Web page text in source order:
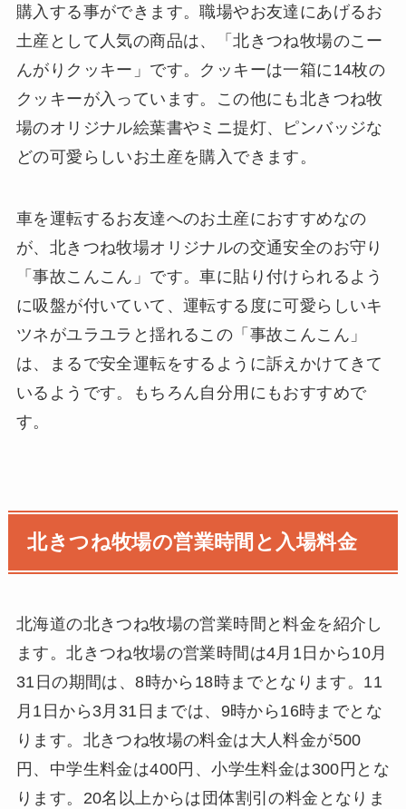
購入する事ができます。職場やお友達にあげるお
土産として人気の商品は、「北きつね牧場のこー
んがりクッキー」です。クッキーは一箱に14枚の
クッキーが入っています。この他にも北きつね牧
場のオリジナル絵葉書やミニ提灯、ピンバッジな
どの可愛らしいお土産を購入できます。
車を運転するお友達へのお土産におすすめなの
が、北きつね牧場オリジナルの交通安全のお守り
「事故こんこん」です。車に貼り付けられるよう
に吸盤が付いていて、運転する度に可愛らしいキ
ツネがユラユラと揺れるこの「事故こんこん」
は、まるで安全運転をするように訴えかけてきて
いるようです。もちろん自分用にもおすすめで
す。
北きつね牧場の営業時間と入場料金
北海道の北きつね牧場の営業時間と料金を紹介し
ます。北きつね牧場の営業時間は4月1日から10月
31日の期間は、8時から18時までとなります。11
月1日から3月31日までは、9時から16時までとな
ります。北きつね牧場の料金は大人料金が500
円、中学生料金は400円、小学生料金は300円とな
ります。20名以上からは団体割引の料金となりま